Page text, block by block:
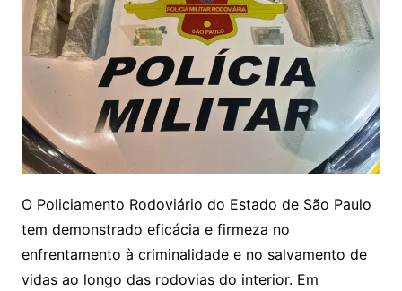
O Policiamento Rodoviário do Estado de São Paulo
tem demonstrado eficácia e firmeza no
enfrentamento à criminalidade e no salvamento de
vidas ao longo das rodovias do interior. Em